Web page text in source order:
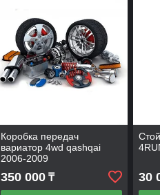
Коробка передач
вариатор 4wd qashqai
2006-2009
350 000₸ 30